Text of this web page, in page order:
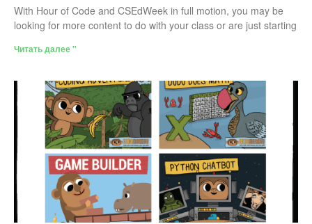
With Hour of Code and CSEdWeek in full motion, you may be
looking for more content to do with your class or are just starting
Читать далее "